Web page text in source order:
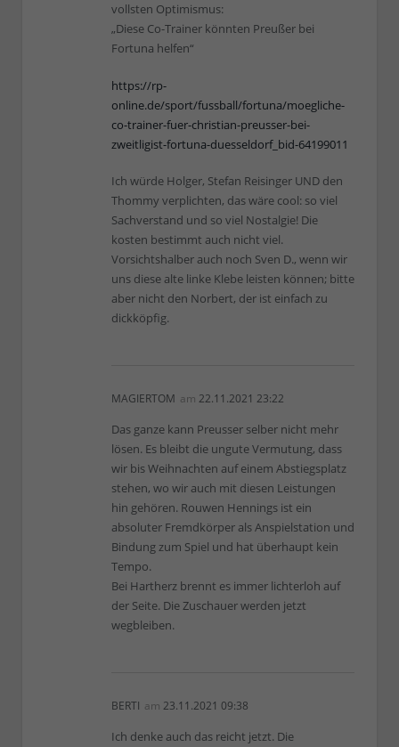
vollsten Optimismus:
„Diese Co-Trainer könnten Preußer bei
Fortuna helfen“
https://rp-
online.de/sport/fussball/fortuna/moegliche-
co-trainer-fuer-christian-preusser-bei-
zweitligist-fortuna-duesseldorf_bid-64199011
Ich würde Holger, Stefan Reisinger UND den
Thommy verplichten, das wäre cool: so viel
Sachverstand und so viel Nostalgie! Die
kosten bestimmt auch nicht viel.
Vorsichtshalber auch noch Sven D., wenn wir
uns diese alte linke Klebe leisten können; bitte
aber nicht den Norbert, der ist einfach zu
dickköpfig.
MAGIERTOM am 22.11.2021 23:22
Das ganze kann Preusser selber nicht mehr
lösen. Es bleibt die ungute Vermutung, dass
wir bis Weihnachten auf einem Abstiegsplatz
stehen, wo wir auch mit diesen Leistungen
hin gehören. Rouwen Hennings ist ein
absoluter Fremdkörper als Anspielstation und
Bindung zum Spiel und hat überhaupt kein
Tempo.
Bei Hartherz brennt es immer lichterloh auf
der Seite. Die Zuschauer werden jetzt
wegbleiben.
BERTI am 23.11.2021 09:38
Ich denke auch das reicht jetzt. Die